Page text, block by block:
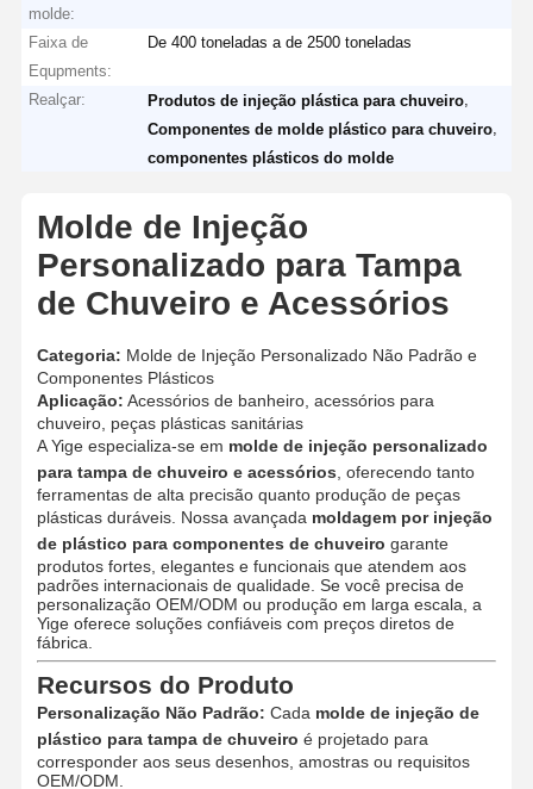
molde:
Faixa de
Equpments:
De 400 toneladas a de 2500 toneladas
Realçar: Produtos de injeção plástica para chuveiro
Componentes de molde plástico para chuveiro
componentes plásticos do molde
Molde de Injeção
Personalizado para Tampa
de Chuveiro e Acessórios
Categoria: Molde de Injeção Personalizado Não Padrão e
Componentes Plásticos
Aplicação: Acessórios de banheiro, acessórios para
chuveiro, peças plásticas sanitárias
A Yige especializa-se em molde de injeção personalizado
para tampa de chuveiro e acessórios , oferecendo tanto
ferramentas de alta precisão quanto produção de peças
plásticas duráveis. Nossa avançada moldagem por injeção
de plástico para componentes de chuveiro garante
produtos fortes, elegantes e funcionais que atendem aos
padrões internacionais de qualidade. Se você precisa de
personalização OEM/ODM ou produção em larga escala, a
Yige oferece soluções confiáveis ​​com preços diretos de
fábrica.
Recursos do Produto
Personalização Não Padrão: Cada molde de injeção de
plástico para tampa de chuveiro é projetado para
corresponder aos seus desenhos, amostras ou requisitos
OEM/ODM.